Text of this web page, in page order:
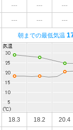
--- --- ---
--- --- ---
朝までの最低気温
18.3 18.2 20.4